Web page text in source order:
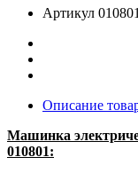
Артикул
Описание
Машинка
010801: